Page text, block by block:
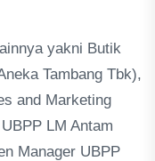
yakni Butik
Tambang Tbk),
and Marketing
LM Antam
Manager UBPP